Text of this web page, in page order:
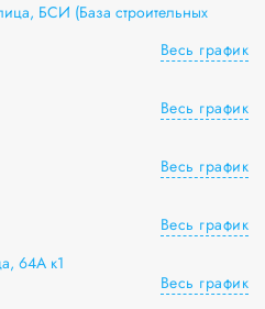
БСИ (База строительных
Весь график
Весь график
Весь график
Весь график
64А к1
Весь график